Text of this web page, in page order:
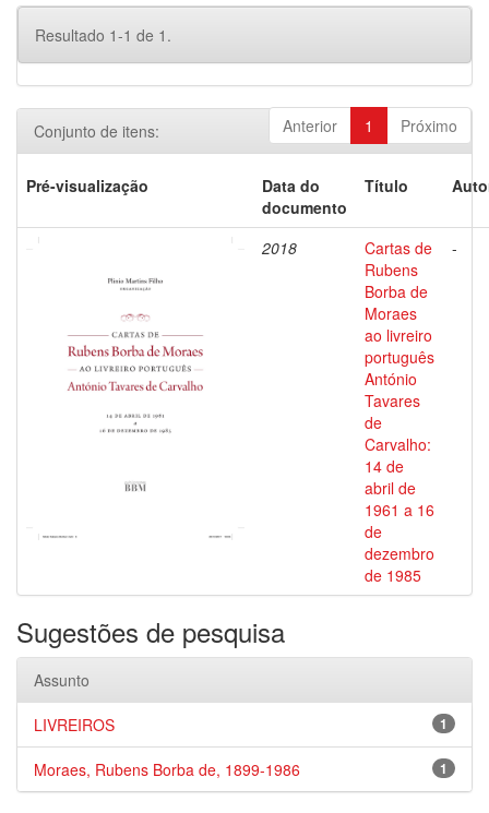
Resultado 1-1 de 1.
Anterior 1 Próximo
Conjunto de itens:
Pré-visualização
Data do
documento
Título
2018
Cartas de
Rubens
Borba de
Moraes
ao livreiro
português
António
Tavares
de
Carvalho:
14 de
abril de
1961 a 16
de
dezembro
de 1985
-
Sugestões de pesquisa
Assunto
1
LIVREIROS
1
Moraes, Rubens Borba de, 1899-1986